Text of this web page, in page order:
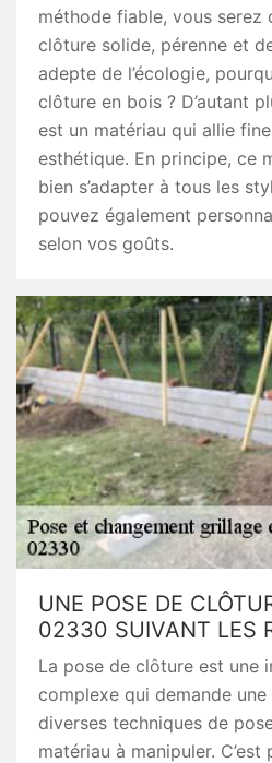
méthode fiable, vous serez
clôture solide, pérenne et
adepte de l’écologie,
clôture en bois ? D’autant
est un matériau qui allie
esthétique. En principe, ce
bien s’adapter à tous les
pouvez également
selon vos goûts.
UNE POSE DE
02330 SUIVANT LES
La pose de clôture est une
complexe qui demande
diverses techniques de
matériau à manipuler. C’est